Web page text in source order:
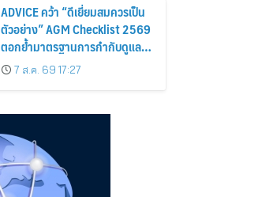
ADVICE คว้า “ดีเยี่ยมสมควรเป็น
ตัวอย่าง” AGM Checklist 2569
ตอกย้ำมาตรฐานการกำกับดูแล
กิจการที่ดี
7 ส.ค. 69 17:27